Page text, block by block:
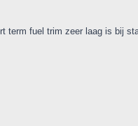
term fuel trim zeer laag is bij